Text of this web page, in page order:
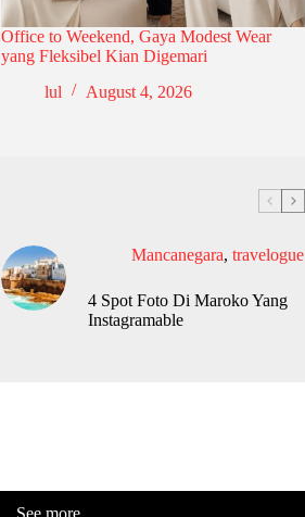
Office to Weekend, Gaya Modest Wear
yang Fleksibel Kian Digemari
lul
August 4, 2026
Mancanegara, travelogue
4 Spot Foto Di Maroko Yang
Instagramable
See more